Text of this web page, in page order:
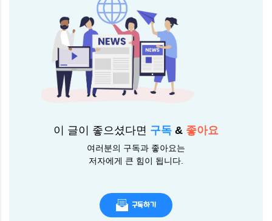
이 글이 좋으셨다면 구독 & 좋아요
여러분의 구독과 좋아요는
저자에게 큰 힘이 됩니다.
구독하기